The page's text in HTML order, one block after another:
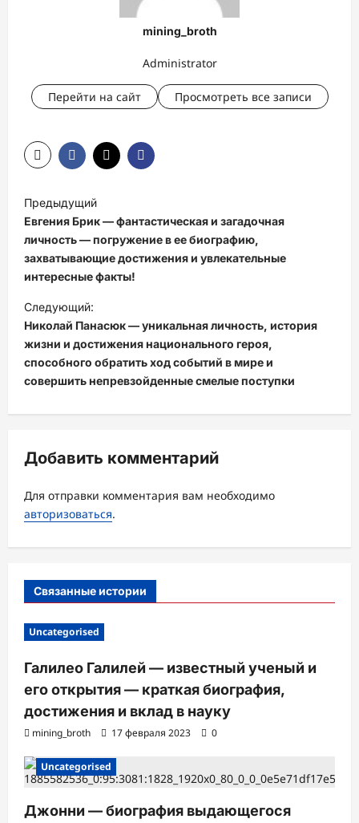
mining_broth
Administrator
Перейти на сайт Просмотреть все записи
Н
а
в
и
а
ц
и
я
з
п
и
с
Предыдущий
Евгения Брик — фантастическая и загадочная
личность — погружение в ее биографию,
захватывающие достижения и увлекательные
интересные факты!
Следующий:
Николай Панасюк — уникальная личность, история
жизни и достижения национального героя,
способного обратить ход событий в мире и
совершить непревзойденные смелые поступки
Добавить комментарий
Для отправки комментария вам необходимо
авторизоваться.
Связанные истории
Uncategorised
Галилео Галилей — известный ученый и
его открытия — краткая биография,
достижения и вклад в науку
mining_broth 17 февраля 2023 0
Uncategorised
Джонни — биография выдающегося